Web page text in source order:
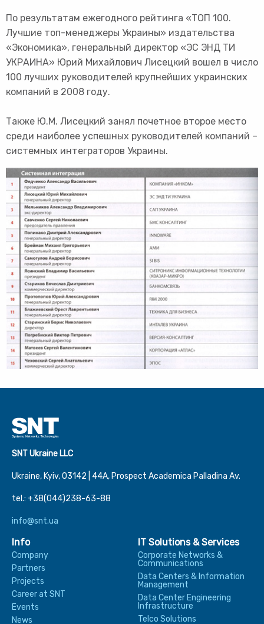
По результатам ежегодного рейтинга «ТОП 100.
Лучшие топ-менеджеры Украины» издательства
«Экономика», генеральный директор «ЭС ЭНД ТИ
УКРАИНА» Юрий Михайлович Лисецкий вошел в число
100 лучших руководителей крупнейших украинских
компаний в 2008 году.
Также Ю.М. Лисецкий занял почетное второе место
среди наиболее успешных руководителей компаний –
системных интеграторов Украины.
SNT Ukraine LLC
Ukraine, Kyiv, 03142 | 44А, Prospect Academica Palladina Av.
tel.: +38(044)238-63-88
info@snt.ua
Info
Company
Partners
Projects
Career at SNT
Events
News
IT Solutions & Services
Corporate Networks &
Communications
Data Centers & Information
Management
Data Center Engineering
Infrastructure
Telco Solutions